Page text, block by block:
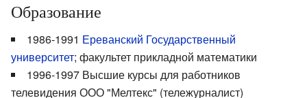
Образование
1986-1991 Ереванский Государственный
университет; факультет прикладной математики
1996-1997 Высшие курсы для работников
телевидения ООО "Мелтекс" (тележурналист)